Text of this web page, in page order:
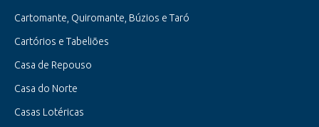
Cartomante, Quiromante, Búzios e Taró
Cartórios e Tabeliões
Casa de Repouso
Casa do Norte
Casas Lotéricas